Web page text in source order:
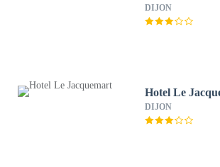
DIJON
Hotel Le
DIJON